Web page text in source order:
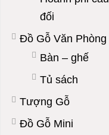
đối
Đồ Gỗ Văn Phòng
Bàn – ghế
Tủ sách
Tượng Gỗ
Đồ Gỗ Mini